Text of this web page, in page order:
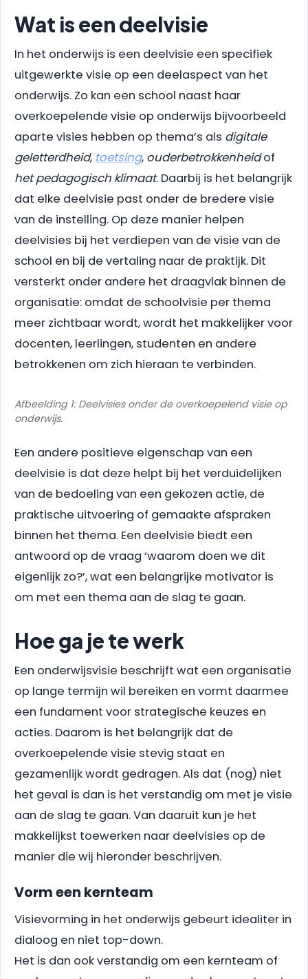
Wat is een deelvisie
In het onderwijs is een deelvisie een specifiek
uitgewerkte visie op een deelaspect van het
onderwijs. Zo kan een school naast haar
overkoepelende visie op onderwijs bijvoorbeeld
aparte visies hebben op thema’s als digitale
geletterdheid, toetsing, ouderbetrokkenheidof
het pedagogisch klimaat. Daarbij is het belangrijk
dat elke deelvisie past onder de bredere visie
van de instelling. Op deze manier helpen
deelvisies bij het verdiepen van de visie van de
school en bij de vertaling naar de praktijk. Dit
versterkt onder andere het draagvlak binnen de
organisatie: omdat de schoolvisie per thema
meer zichtbaar wordt, wordt het makkelijker voor
docenten, leerlingen, studenten en andere
betrokkenen om zich hieraan te verbinden.
Afbeelding 1: Deelvisies onder de overkoepelend visie op
onderwijs.
Een andere positieve eigenschap van een
deelvisie is dat deze helpt bij het verduidelijken
van de bedoeling van een gekozen actie, de
praktische uitvoering of gemaakte afspraken
binnen het thema. Een deelvisie biedt een
antwoord op de vraag ‘waarom doen we dit
eigenlijk zo?’, wat een belangrijke motivator is
om met een thema aan de slag te gaan.
Hoe ga je te werk
Een onderwijsvisie beschrijft wat een organisatie
op lange termijn wil bereiken en vormt daarmee
een fundament voor strategische keuzes en
acties. Daarom is het belangrijk dat de
overkoepelende visie stevig staat en
gezamenlijk wordt gedragen. Als dat (nog) niet
het geval is dan is het verstandig om met je visie
aan de slag te gaan. Van daaruit kun je het
makkelijkst toewerken naar deelvisies op de
manier die wij hieronder beschrijven.
Vorm een kernteam
Visievorming in het onderwijs gebeurt idealiter in
dialoog en niet top-down.
Het is dan ook verstandig om een kernteam of